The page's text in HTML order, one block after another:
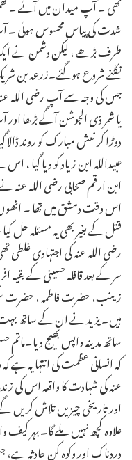
شدت کی پیاس محسوس ہوئی ۔
طرف بڑھے ، لیکن دشمن نے
نکلنے شروع ہوگئے۔زرعہ بن
جس کی وجہ سے آپ رضی اللہ
یا شمر ذی الجوشن آگے بڑھا
دوڑا کر نعش مبارک کو روند
عبیداللہ ابن زیاد کو دیا
ابن ارقم صحابی رضی اللہ عنہ
اس وقت دمشق میں تھا ۔ انھوں
قتل کے بغیر بھی یہ مسئلہ حل
رضی اللہ عنہ کی اجتہادی غلطی
سر کے بعد قافلہ حسینی کے بقیہ
زینب، حضرت فاطمہ ، حضرت
ہیں۔ یزید نے ان کے ساتھ بہت
ساتھ مدینہ واپس بھیج
کہ انسانی عظمت کی انتہا یہ
عنہ کی شہادت کا واقعہ اس
اور تاریخی چیزیں تلاش
علاوہ کچھ نہیں ملے گا۔ بہر
دردناک اور وکوہ کن حادثہ